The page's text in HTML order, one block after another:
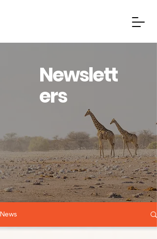
Newslett
ers
News